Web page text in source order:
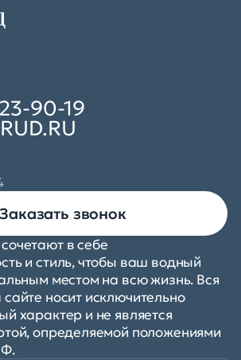
90-19
Заказать звонок
в себе
и стиль, чтобы ваш водный
местом на всю жизнь. Вся
носит исключительно
характер и не является
определяемой положениями